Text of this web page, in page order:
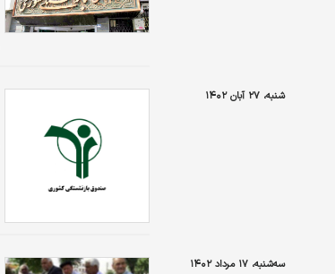
شنبه، ۲۷ آبان ۱۴۰۲
سه‌شنبه، ۱۷ مرداد ۱۴۰۲